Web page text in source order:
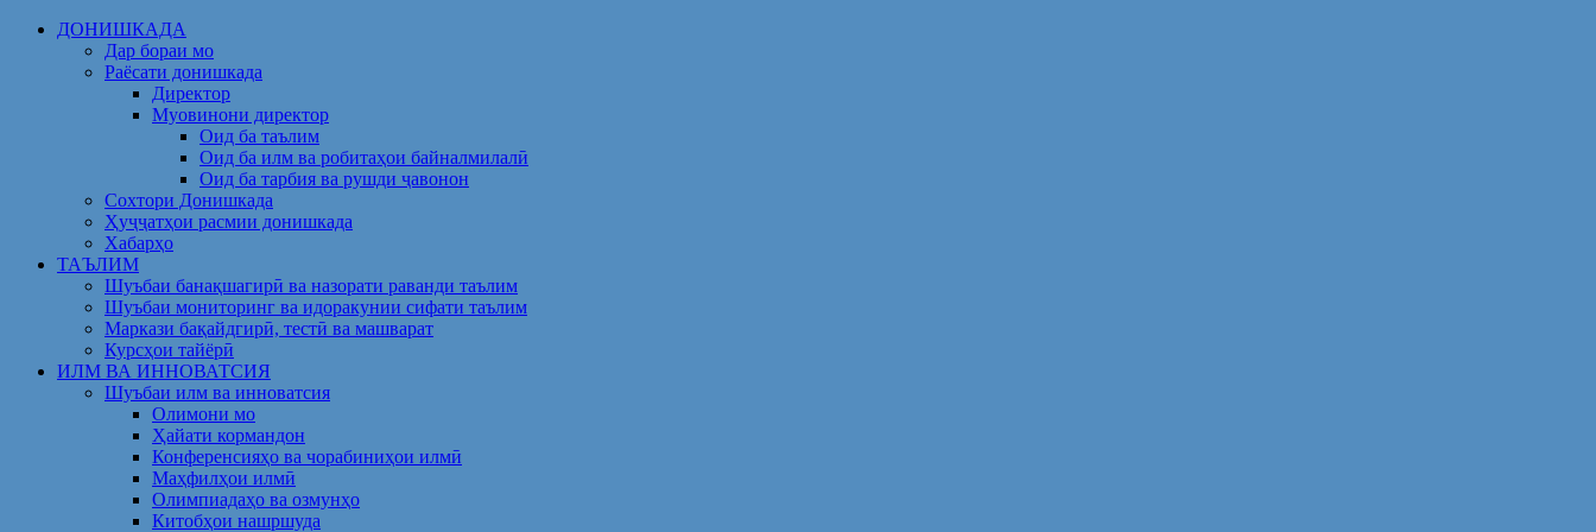
Skip
ДОНИШКАДА
Дар бораи мо
Раёсати донишкада
Директор
Муовинони директор
Оид ба таълим
Оид ба илм ва робитаҳои байналмилалӣ
Оид ба тарбия ва рушди ҷавонон
Сохтори Донишкада
Ҳуҷҷатҳои расмии донишкада
Хабарҳо
ТАЪЛИМ
Шуъбаи банақшагирӣ ва назорати раванди таълим
Шуъбаи мониторинг ва идоракунии сифати таълим
Маркази бақайдгирӣ, тестӣ ва машварат
Курсҳои тайёрӣ
ИЛМ ВА ИННОВАТСИЯ
Шуъбаи илм ва инноватсия
Олимони мо
Ҳайати кормандон
Конференсияҳо ва чорабиниҳои илмӣ
Маҳфилҳои илмӣ
Олимпиадаҳо ва озмунҳо
Китобҳои нашршуда